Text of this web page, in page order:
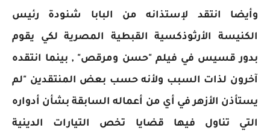
وأيضا انتقد لإستذانه من البابا شنودة رئيس
الكنيسة الأرثوذكسية القبطية المصرية لكي يقوم
بدور قسيس في فيلم "حسن ومرقص" , بينما انتقده
آخرون لذات السبب ولأنه حسب بعض المنتقدين "لم
يستأذن الأزهر في أي من أعماله السابقة بشأن أدواره
التي تناول فيها قضايا تخص التيارات الدينية